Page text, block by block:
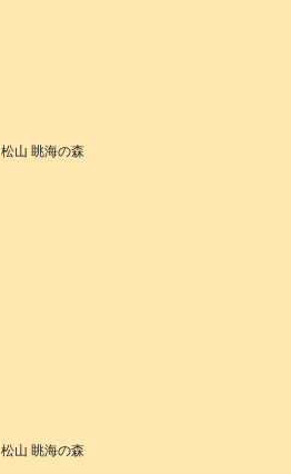
松山 眺海の森
松山 眺海の森